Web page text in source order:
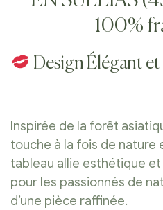
100%
Design Élégant
Inspirée de la forêt
touche à la fois de nature
tableau allie esthétique
pour les passionnés de
d’une pièce raffinée.